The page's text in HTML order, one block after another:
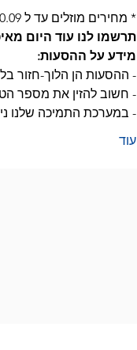
* מחירים מוזלים עד ל 20.09 בשעה 20:00 - לאחר מכן עליית מחירים ראשונה*
תרשמו לנו עוד היום
מידע על ההסעות:
- ההסעות הן הלוך-חזור
- חשוב להזין את מספר
- במערכת התמיכה שלנו
עוד